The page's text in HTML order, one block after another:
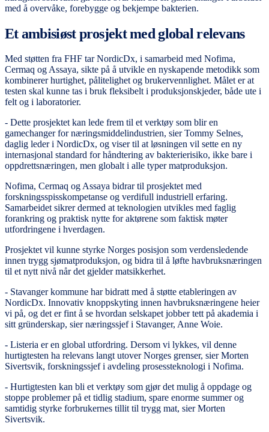
med å overvåke, forebygge og bekjempe bakterien.
Et ambisiøst prosjekt med global relevans
Med støtten fra FHF tar NordicDx, i samarbeid med Nofima,
Cermaq og Assaya, sikte på å utvikle en nyskapende metodikk som
kombinerer hurtighet, pålitelighet og brukervennlighet. Målet er at
testen skal kunne tas i bruk fleksibelt i produksjonskjeder, både ute i
felt og i laboratorier.
- Dette prosjektet kan lede frem til et verktøy som blir en
gamechanger for næringsmiddelindustrien, sier Tommy Selnes,
daglig leder i NordicDx, og viser til at løsningen vil sette en ny
internasjonal standard for håndtering av bakterierisiko, ikke bare i
oppdrettsnæringen, men globalt i alle typer matproduksjon.
Nofima, Cermaq og Assaya bidrar til prosjektet med
forskningsspisskompetanse og verdifull industriell erfaring.
Samarbeidet sikrer dermed at teknologien utvikles med faglig
forankring og praktisk nytte for aktørene som faktisk møter
utfordringene i hverdagen.
Prosjektet vil kunne styrke Norges posisjon som verdensledende
innen trygg sjømatproduksjon, og bidra til å løfte havbruksnæringen
til et nytt nivå når det gjelder matsikkerhet.
- Stavanger kommune har bidratt med å støtte etableringen av
NordicDx. Innovativ knoppskyting innen havbruksnæringene heier
vi på, og det er fint å se hvordan selskapet jobber tett på akademia i
sitt gründerskap, sier næringssjef i Stavanger, Anne Woie.
- Listeria er en global utfordring. Dersom vi lykkes, vil denne
hurtigtesten ha relevans langt utover Norges grenser, sier Morten
Sivertsvik, forskningssjef i avdeling prosessteknologi i Nofima.
- Hurtigtesten kan bli et verktøy som gjør det mulig å oppdage og
stoppe problemer på et tidlig stadium, spare enorme summer og
samtidig styrke forbrukernes tillit til trygg mat, sier Morten
Sivertsvik.